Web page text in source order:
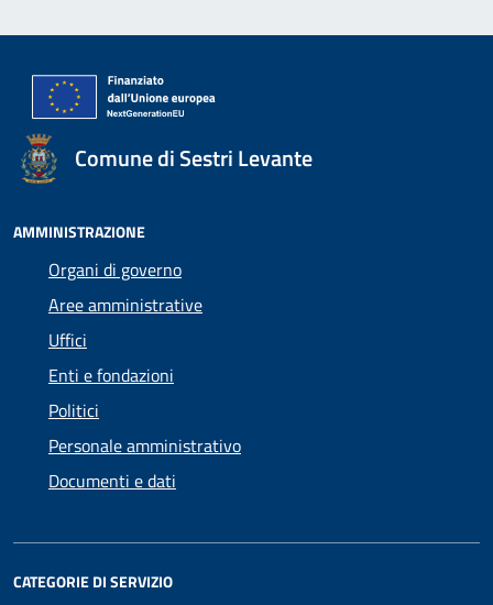
Comune di Sestri Levante
AMMINISTRAZIONE
Organi di governo
Aree amministrative
Uffici
Enti e fondazioni
Politici
Personale amministrativo
Documenti e dati
CATEGORIE DI SERVIZIO